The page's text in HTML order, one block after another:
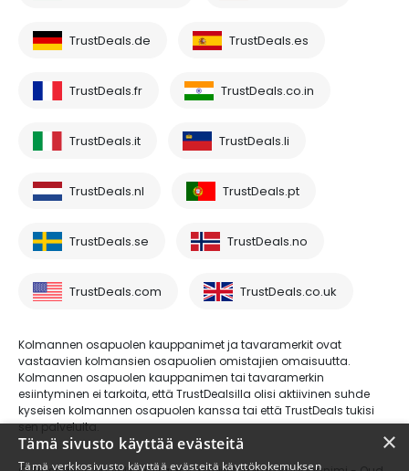
TrustDeals.de TrustDeals.es
TrustDeals.fr TrustDeals.co.in
TrustDeals.it TrustDeals.li
TrustDeals.nl TrustDeals.pt
TrustDeals.se TrustDeals.no
TrustDeals.com TrustDeals.co.uk
Kolmannen osapuolen kauppanimet ja tavaramerkit ovat
vastaavien kolmansien osapuolien omistajien omaisuutta.
Kolmannen osapuolen kauppanimen tai tavaramerkin
esiintyminen ei tarkoita, että TrustDealsilla olisi aktiivinen suhde
kyseisen kolmannen osapuolen kanssa tai että TrustDeals tukisi
sen palveluita.
×
Tämä sivusto käyttää evästeitä
Tämä verkkosivusto käyttää evästeitä käyttökokemuksen